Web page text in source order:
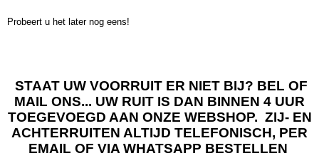
Probeert u het later nog eens!
STAAT UW VOORRUIT ER NIET BIJ? BEL OF
MAIL ONS... UW RUIT IS DAN BINNEN 4 UUR
TOEGEVOEGD AAN ONZE WEBSHOP. ZIJ- EN
ACHTERRUITEN ALTIJD TELEFONISCH, PER
EMAIL OF VIA WHATSAPP BESTELLEN